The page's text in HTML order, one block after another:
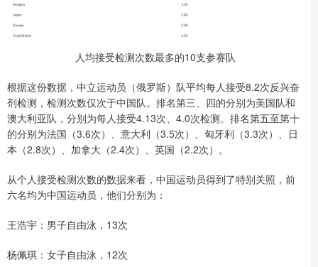
人均接受检测次数最多的10支参赛队
根据这份数据，中立运动员（俄罗斯）队平均每人接受8.2次反兴奋
剂检测，检测次数仅次于中国队。排名第三、四的分别为美国队和
澳大利亚队，分别为每人接受4.13次、4.0次检测。排名第五至第十
的分别为法国（3.6次）、意大利（3.5次）、匈牙利（3.3次）、日
本（2.8次）、加拿大（2.4次）、英国（2.2次）。
从个人接受检测次数的数据来看，中国运动员得到了特别关照，前
六名均为中国运动员，他们分别为：
王浩宇：男子自由泳，13次
杨佩琪：女子自由泳，12次